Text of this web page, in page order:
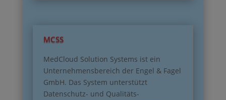
MCSS
MedCloud Solution Systems ist ein
Unternehmensbereich der Engel & Fagel
GmbH. Das System unterstützt
Datenschutz- und Qualitäts-